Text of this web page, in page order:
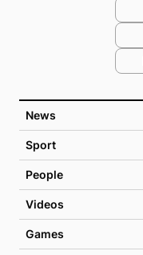
News
Sport
People
Videos
Games